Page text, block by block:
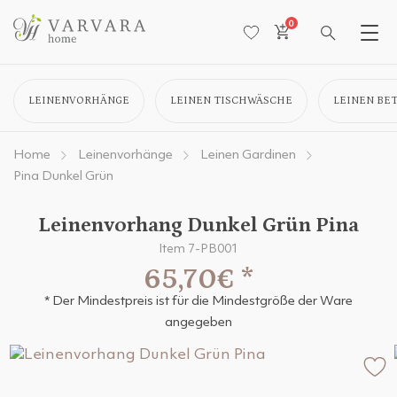
0
LEINENVORHÄNGE LEINEN TISCHWÄSCHE LEINEN
Home Leinenvorhänge
Leinen Gardinen
Pina Dunkel Grün
Leinenvorhang Dunkel Grün Pina
Item 7-PB001
65,70€ *
* Der Mindestpreis ist für die Mindestgröße der Ware
angegeben